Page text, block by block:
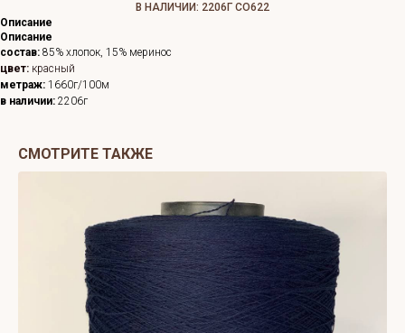
В НАЛИЧИИ: 2206Г СО622
Описание
Описание
состав: 85% хлопок, 15% меринос
цвет: красный
метраж: 1660г/100м
в наличии: 2206г
СМОТРИТЕ ТАКЖЕ